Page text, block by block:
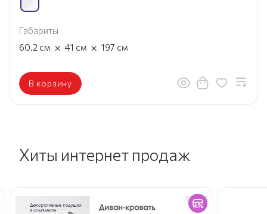
Габариты
60.2 см × 41 см × 197 см
В корзину
Хиты интернет продаж